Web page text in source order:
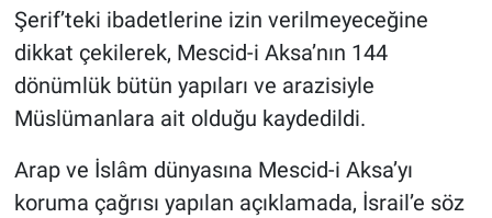
Şerif’teki ibadetlerine izin verilmeyeceğine
dikkat çekilerek, Mescid-i Aksa’nın 144
dönümlük bütün yapıları ve arazisiyle
Müslümanlara ait olduğu kaydedildi.
Arap ve İslâm dünyasına Mescid-i Aksa’yı
koruma çağrısı yapılan açıklamada, İsrail’e söz